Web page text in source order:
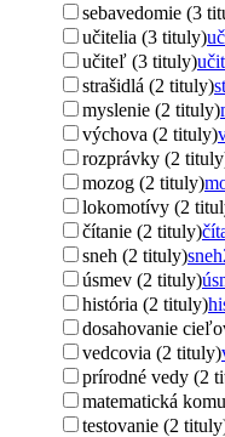
sebavedomie (3
učitelia (3 tituly)
učiteľ (3 tituly)
strašidlá (2 tituly)
myslenie (2 tituly)
výchova (2 tituly)
rozprávky (2
mozog (2 tituly)
lokomotívy (2
čítanie (2 tituly)
sneh (2 tituly)sneh
úsmev (2 tituly)
história (2 tituly)
dosahovanie
vedcovia (2 tituly)
prírodné vedy (2
matematická
testovanie (2